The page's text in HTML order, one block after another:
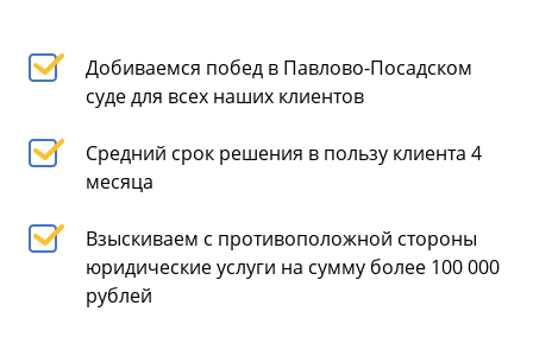
Добиваемся побед в Павлово-Посадском
суде для всех наших клиентов
Средний срок решения в пользу клиента 4
месяца
Взыскиваем с противоположной стороны
юридические услуги на сумму более 100 000
рублей